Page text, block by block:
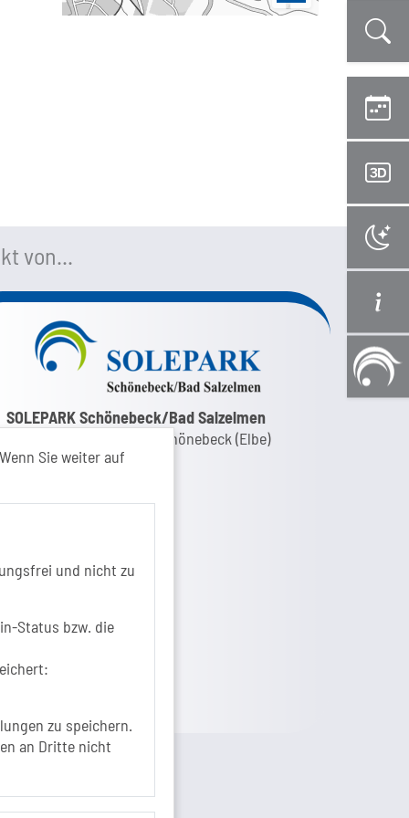
Sie weiter auf
und nicht zu
Status bzw. die
zu speichern.
an Dritte nicht
von...
zur Google-Maps Navigation
SOLEPARK Schönebeck/Bad Salzelmen
Eigenbetrieb der Stadt Schönebeck (Elbe)
Badepark 1
www.visitschoenebeck.de